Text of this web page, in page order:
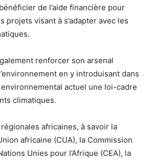
de l’aide financière pour
projets visant à s’adapter avec les
renforcer son arsenal
en y introduisant dans
environnemental actuel une loi-cadre
climatiques.
africaines, à savoir la
africaine (CUA), la Commission
Unies pour l’Afrique (CEA), la